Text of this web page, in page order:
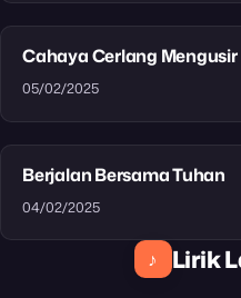
Cahaya Cerlang
05/02/2025
Berjalan Bersama Tuhan
04/02/2025
♪ Lirik